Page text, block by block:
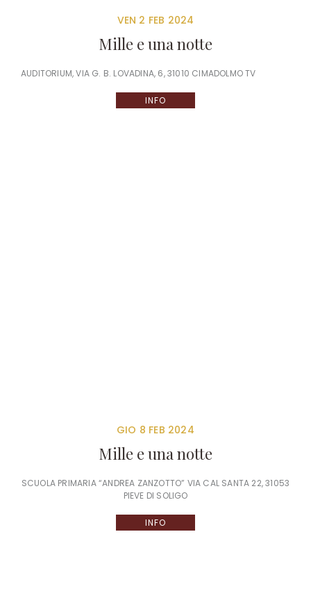
VEN 2 FEB 2024
Mille e una notte
AUDITORIUM, VIA G. B. LOVADINA, 6, 31010 CIMADOLMO TV
INFO
GIO 8 FEB 2024
Mille e una notte
SCUOLA PRIMARIA “ANDREA ZANZOTTO” VIA CAL SANTA 22, 31053
PIEVE DI SOLIGO
INFO